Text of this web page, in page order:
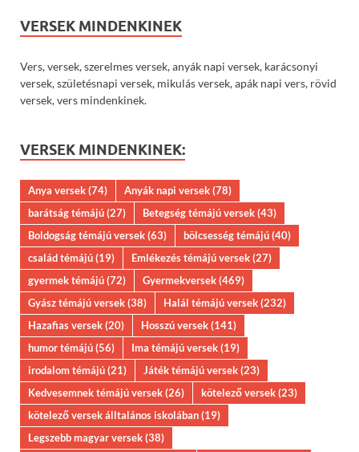
VERSEK MINDENKINEK
Vers, versek, szerelmes versek, anyák napi versek, karácsonyi
versek, születésnapi versek, mikulás versek, apák napi vers, rövid
versek, vers mindenkinek.
VERSEK MINDENKINEK:
Anya versek(74) Anyák napi versek(78)
barátság témájú(27) Betegség témájú versek(43)
Boldogság témájú versek(63) bölcsesség témájú(40)
család témájú(19) Emlékezés témájú versek(27)
gyermek témájú(72) Gyermekversek(469)
Gyász témájú versek(38) Halál témájú versek(232)
Hazafias versek(20) Hosszú versek(141)
humor témájú(56) Ima témájú versek(19)
irodalom témájú(21) Játék témájú versek(23)
Kedvesemnek témájú versek(26) kötelező versek(23)
kötelező versek álltalános iskolában(19)
Legszebb magyar versek(38)